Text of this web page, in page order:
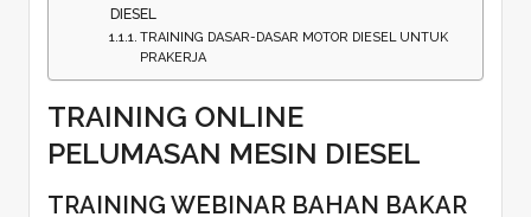
DIESEL
TRAINING DASAR-DASAR MOTOR DIESEL UNTUK
PRAKERJA
TRAINING ONLINE
PELUMASAN MESIN DIESEL
TRAINING WEBINAR BAHAN BAKAR